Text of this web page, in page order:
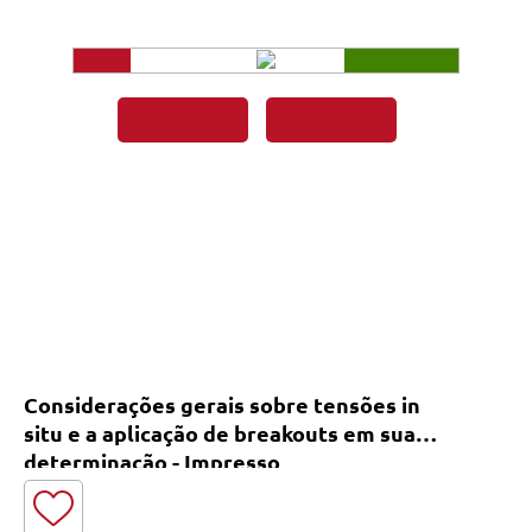
Considerações gerais sobre tensões in
situ e a aplicação de breakouts em sua
determinação - Impresso